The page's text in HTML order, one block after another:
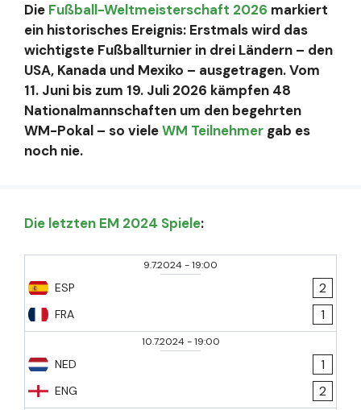
Die Fußball-Weltmeisterschaft 2026 markiert
ein historisches Ereignis: Erstmals wird das
wichtigste Fußballturnier in drei Ländern – den
USA, Kanada und Mexiko – ausgetragen. Vom
11. Juni bis zum 19. Juli 2026 kämpfen 48
Nationalmannschaften um den begehrten
WM-Pokal – so vieleWM Teilnehmer gab es
noch nie.
Die letzten EM 2024 Spiele:
9.7.2024-19:00
ESP
FRA
2
1
10.7.2024-19:00
NED
ENG
1
2